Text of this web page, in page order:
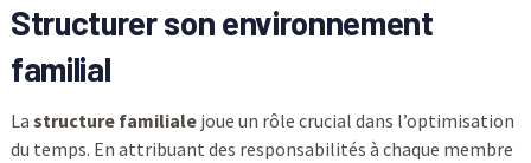
Structurer son environnement
familial
La structure familialejoue un rôle crucial dans l’optimisation
du temps. En attribuant des responsabilités à chaque membre